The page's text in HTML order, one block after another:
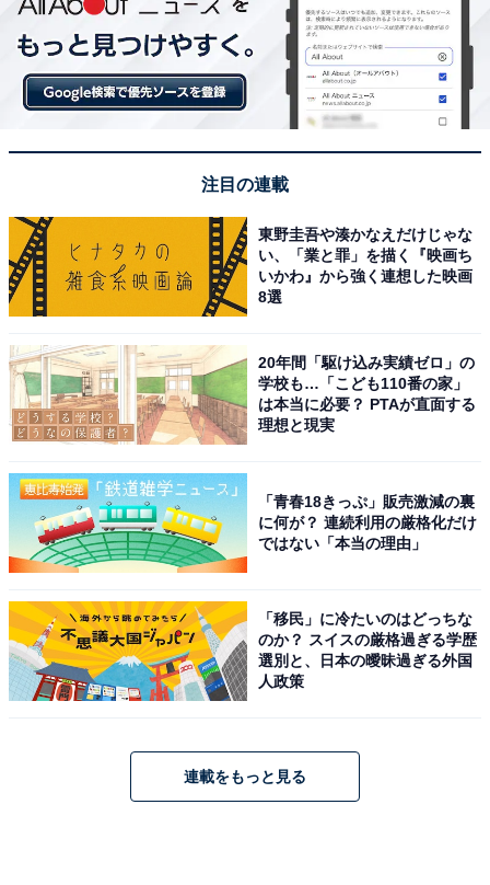
注目の連載
東野圭吾や湊かなえだけじゃな
い、「業と罪」を描く『映画ち
いかわ』から強く連想した映画
8選
20年間「駆け込み実績ゼロ」の
学校も…「こども110番の家」
は本当に必要？ PTAが直面する
理想と現実
「青春18きっぷ」販売激減の裏
に何が？ 連続利用の厳格化だけ
ではない「本当の理由」
「移民」に冷たいのはどっちな
のか？ スイスの厳格過ぎる学歴
選別と、日本の曖昧過ぎる外国
人政策
連載をもっと見る